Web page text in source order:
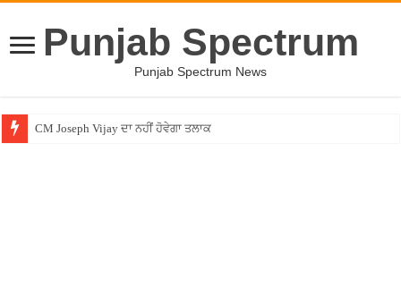
Punjab Spectrum
Punjab Spectrum News
CM Joseph Vijay ਦਾ ਨਹੀਂ ਹੋਵੇਗਾ ਤਲਾਕ